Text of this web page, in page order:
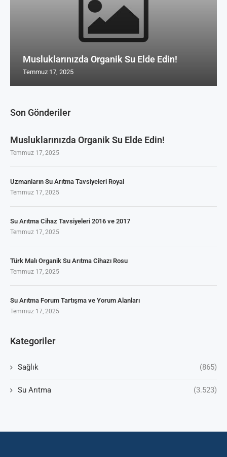
Son Gönderiler
Musluklarınızda Organik Su Elde Edin!
Temmuz 17, 2025
Uzmanların Su Arıtma Tavsiyeleri Royal
Temmuz 17, 2025
Su Arıtma Cihaz Tavsiyeleri 2016 ve 2017
Temmuz 17, 2025
Türk Malı Organik Su Arıtma Cihazı Rosu
Temmuz 17, 2025
Su Arıtma Forum Tartışma ve Yorum Alanları
Temmuz 17, 2025
Kategoriler
Sağlık (865)
Su Arıtma (3.523)
Musluklarınızda Organik Su Elde Edin!
Temmuz 17, 2025